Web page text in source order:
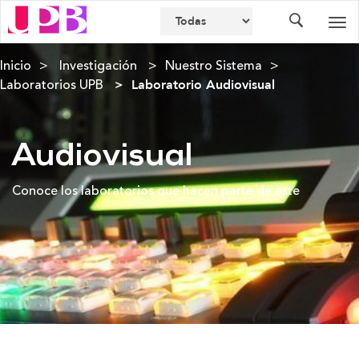
Inicio Investigación
Nuestro Sistema
Laboratorios UPB
Laboratorio Audiovisual
Audiovisual
Conoce los laboratorios que hacen parte de este